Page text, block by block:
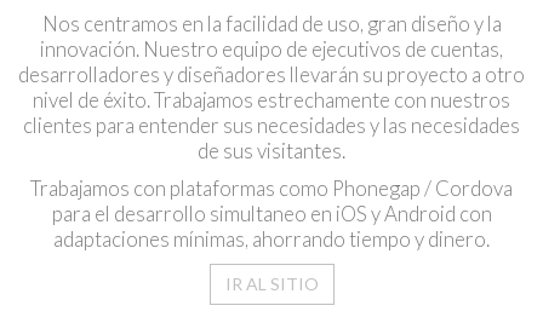
Nos centramos en la facilidad de uso, gran diseño y la
innovación. Nuestro equipo de ejecutivos de cuentas,
desarrolladores y diseñadores llevarán su proyecto a otro
nivel de éxito. Trabajamos estrechamente con nuestros
clientes para entender sus necesidades y las necesidades
de sus visitantes.
Trabajamos con plataformas como Phonegap / Cordova
para el desarrollo simultaneo en iOS y Android con
adaptaciones mínimas, ahorrando tiempo y dinero.
IR AL SITIO